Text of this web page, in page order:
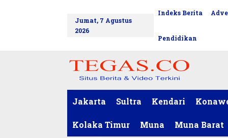
Jumat, 7 Agustus
2026
Indeks Berita
Pendidikan
Jakarta Sultra Kendari
Kolaka Timur Muna Muna Barat